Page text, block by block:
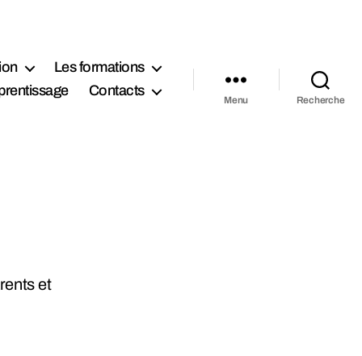
Les formations
Contacts
Menu Recherche
et